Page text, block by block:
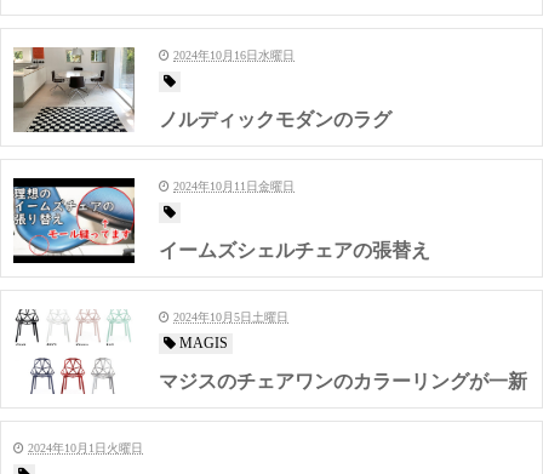
2024年10月16日水曜日
ノルディックモダンのラグ
2024年10月11日金曜日
イームズシェルチェアの張替え
2024年10月5日土曜日
MAGIS
マジスのチェアワンのカラーリングが一新
2024年10月1日火曜日